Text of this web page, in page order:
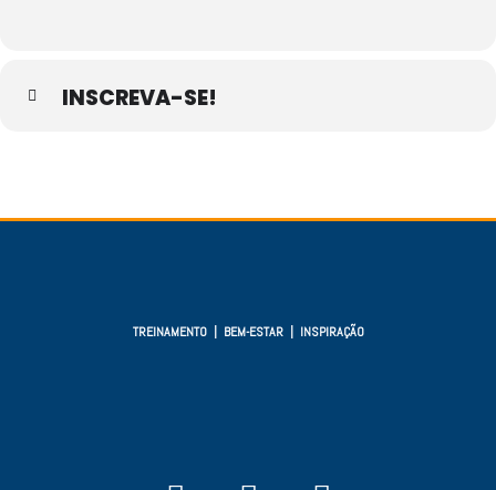
INSCREVA-SE!
TREINAMENTO | BEM-ESTAR | INSPIRAÇÃO